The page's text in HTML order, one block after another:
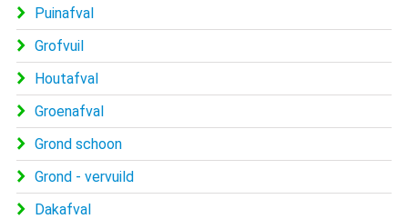
Puinafval
Grofvuil
Houtafval
Groenafval
Grond schoon
Grond - vervuild
Dakafval